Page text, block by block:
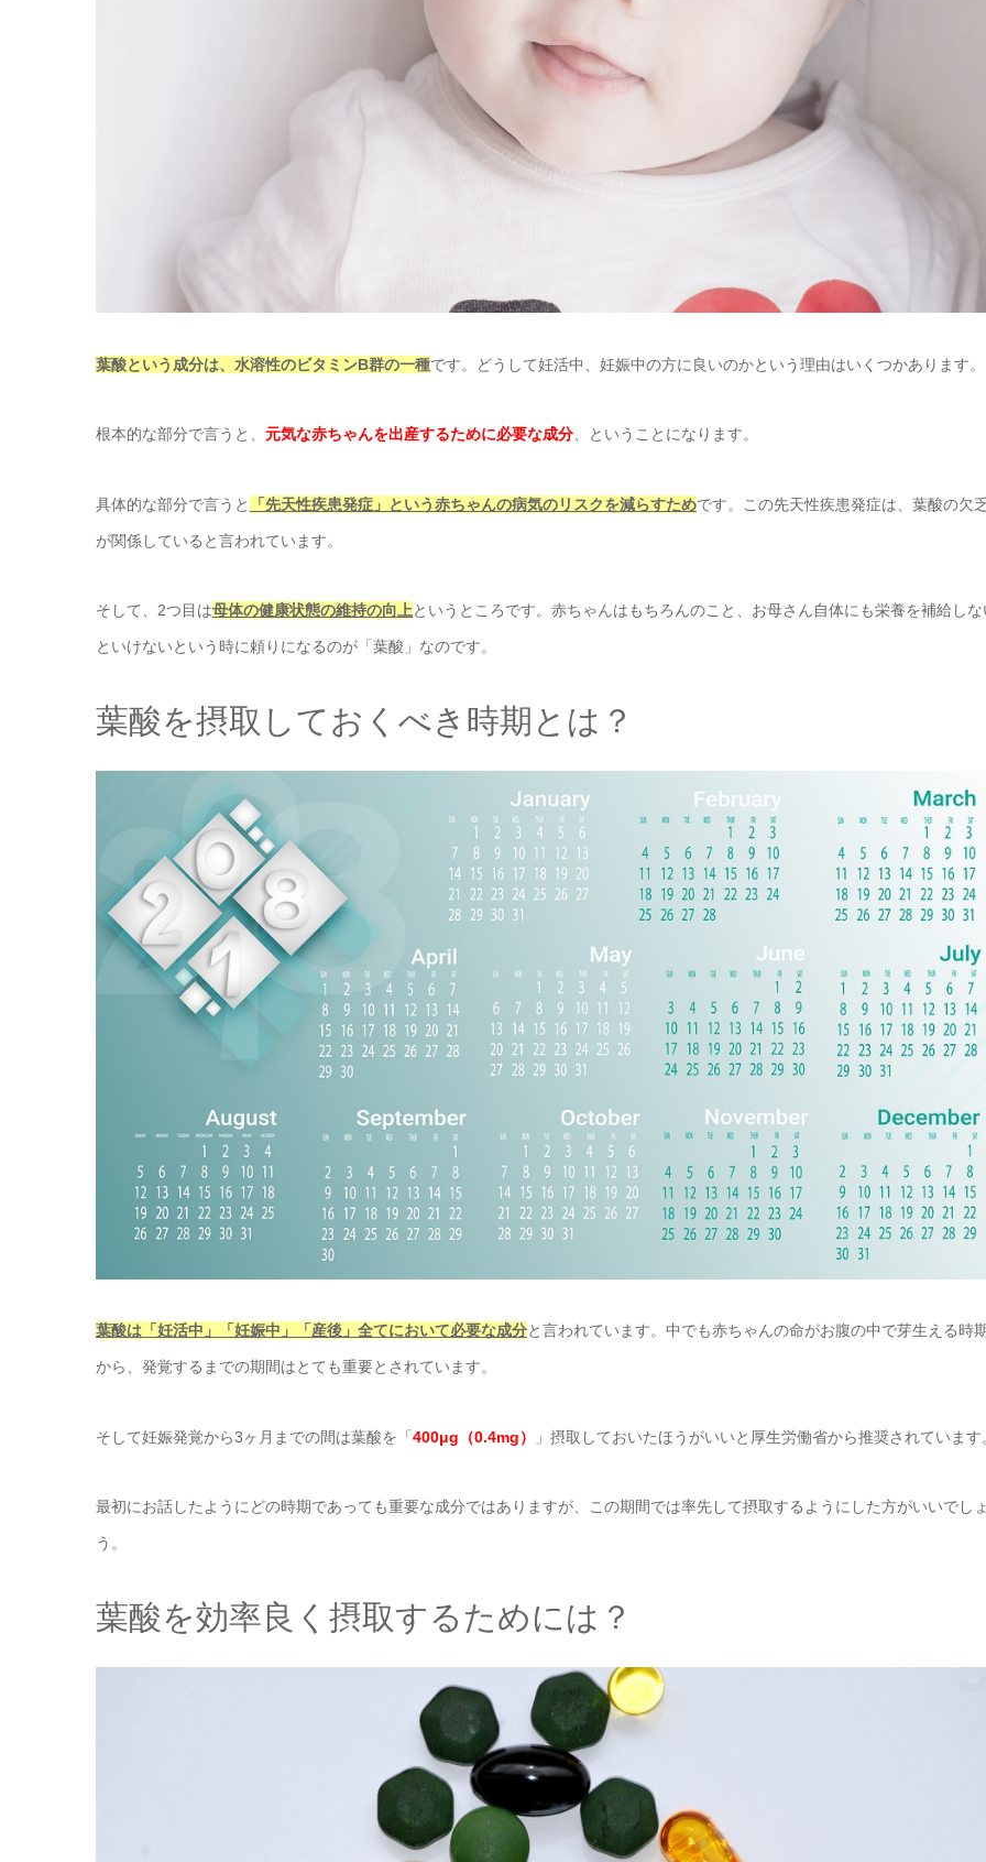
葉酸という成分は、水溶性のビタミンB群の一種です。どうして妊活中、妊娠中の方に良いのかという理由はいくつかあります。
根本的な部分で言うと、 元気な赤ちゃんを出産するために必要な成分 、ということになります。
具体的な部分で言うと 「先天性疾患発症」という赤ちゃんの病気のリスクを減らすためです。この先天性疾患発症は、葉酸の欠
が関係していると言われています。
そして、2つ目は母体の健康状態の維持の向上というところです。赤ちゃんはもちろんのこと、お母さん自体にも栄養を補給しな
といけないという時に頼りになるのが「葉酸」なのです。
葉酸を摂取しておくべき時期とは？
葉酸は「妊活中」「妊娠中」「産後」全てにおいて必要な成分と言われています。中でも赤ちゃんの命がお腹の中で芽生える時
から、発覚するまでの期間はとても重要とされています。
そして妊娠発覚から3ヶ月までの間は葉酸を「400μg（0.4mg） 」摂取しておいたほうがいいと厚生労働省から推奨されています
最初にお話したようにどの時期であっても重要な成分ではありますが、この期間では率先して摂取するようにした方がいいでし
う。
葉酸を効率良く摂取するためには？